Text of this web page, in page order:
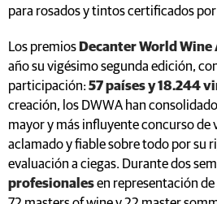
para rosados y tintos certificados por
Los premios Decanter World Wine
año su vigésimo segunda edición,
participación: 57 países y 18.244
creación, los DWWA han
mayor y más influyente concurso de
aclamado y fiable sobre todo por su
evaluación a ciegas. Durante dos
profesionalesen representación de